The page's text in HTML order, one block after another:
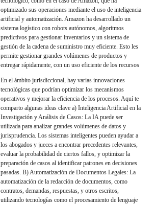
optimizado sus operaciones mediante el uso de inteligencia
artificial y automatización. Amazon ha desarrollado un
sistema logístico con robots autónomos, algoritmos
predictivos para gestionar inventarios y un sistema de
gestión de la cadena de suministro muy eficiente. Esto les
permite gestionar grandes volúmenes de productos y
entregar rápidamente, con un uso eficiente de los recursos
En el ámbito jurisdiccional, hay varias innovaciones
tecnológicas que podrían optimizar los mecanismos
operativos y mejorar la eficiencia de los procesos. Aquí te
comparto algunas ideas clave a) Inteligencia Artificial en la
Investigación y Análisis de Casos: La IA puede ser
utilizada para analizar grandes volúmenes de datos y
jurisprudencia. Los sistemas inteligentes pueden ayudar a
los abogados y jueces a encontrar precedentes relevantes,
evaluar la probabilidad de ciertos fallos, y optimizar la
preparación de casos al identificar patrones en decisiones
pasadas. B) Automatización de Documentos Legales: La
automatización de la redacción de documentos, como
contratos, demandas, respuestas, y otros escritos,
utilizando tecnologías como el procesamiento de lenguaje